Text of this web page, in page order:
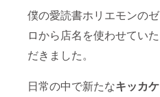
僕の愛読書ホリエモンのゼ
ロから店名を使わせていた
だきました。
日常の中で新たなキッカケ